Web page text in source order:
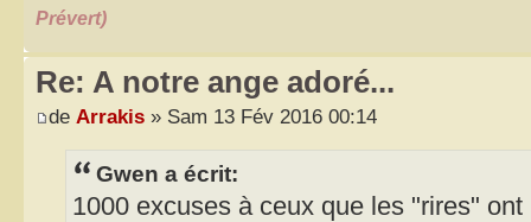
Prévert)
Re: A notre ange adoré...
de Arrakis » Sam 13 Fév 2016 00:14
Gwen a écrit:
1000 excuses à ceux que les "rires" ont